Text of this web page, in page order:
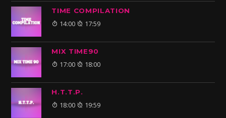
TIME COMPILATION
14:00 17:59
MIX TIME90
17:00 18:00
H.T.T.P.
18:00 19:59